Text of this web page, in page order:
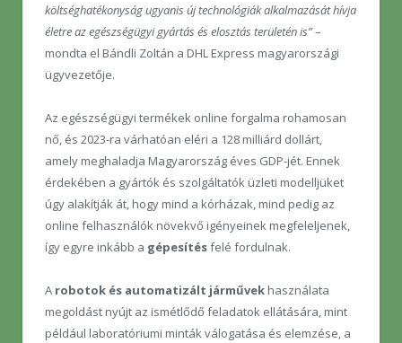
költséghatékonyság ugyanis új technológiák alkalmazását hívja
életre az egészségügyi gyártás és elosztás területén is”–
mondta el Bándli Zoltán a DHL Express magyarországi
ügyvezetője.
Az egészségügyi termékek online forgalma rohamosan
nő, és 2023-ra várhatóan eléri a 128 milliárd dollárt,
amely meghaladja Magyarország éves GDP-jét. Ennek
érdekében a gyártók és szolgáltatók üzleti modelljüket
úgy alakítják át, hogy mind a kórházak, mind pedig az
online felhasználók növekvő igényeinek megfeleljenek,
így egyre inkább a gépesítésfelé fordulnak.
A robotok és automatizált járművek használata
megoldást nyújt az ismétlődő feladatok ellátására, mint
például laboratóriumi minták válogatása és elemzése, a